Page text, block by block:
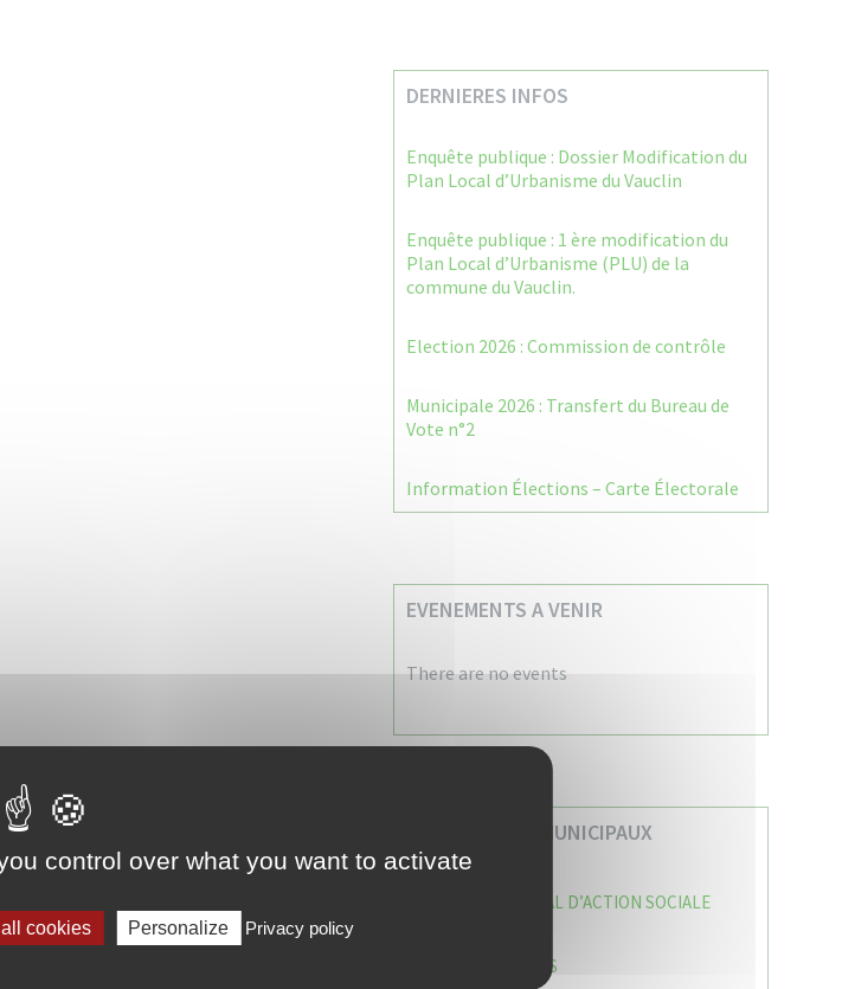
DERNIERES INFOS
Enquête publique : Dossier Modification du
Plan Local d’Urbanisme du Vauclin
Enquête publique : 1 ère modification du
Plan Local d’Urbanisme (PLU) de la
commune du Vauclin.
Election 2026 : Commission de contrôle
Municipale 2026 : Transfert du Bureau de
Vote n°2
Information Élections – Carte Électorale
EVENEMENTS A VENIR
There are no events
VOS SERVICES MUNICIPAUX
CENTRE COMMUNAL D’ACTION SOCIALE
CAISSE DES ÉCOLES
control over what you want to activate
cookies Personalize Privacy policy